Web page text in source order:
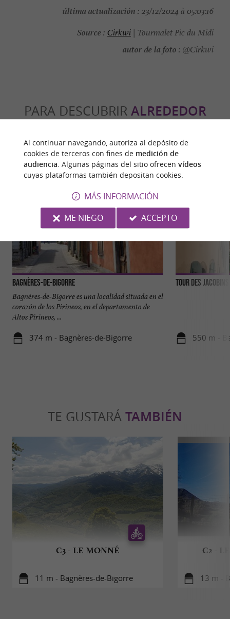
última actualización : 23/12/2024 à 05:03:16
Source : Cirkwi | Tourmalet Pic du Midi
autor de la foto : @Cirkwi
PARA DESCUBRIR ALREDEDOR
Descubrir Información Alojamiento
Bagnères-de-Bigorre
Bagnères-de-Bigorre es una localidad situada en el
corazón de los Pirineos, en el departamento de
Altos Pirineos, ...
374 m - Bagnères-de-Bigorre
Tour des Jacobins
550 m -
TE GUSTARÁ TAMBIÉN
C3 - LE MONNÉ
11 m - Bagnères-de-Bigorre
C2 -
13 m -
Al continuar navegando, autoriza al depósito de
cookies de terceros con fines de medición de
audiencia . Algunas páginas del sitio ofrecen vídeos
cuyas plataformas también depositan cookies.
MÁS INFORMACIÓN
ME NIEGO
ACCEPTO